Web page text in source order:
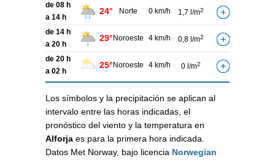
de 08 h
a 14 h
24° Norte 0 km/h 1,7 l/m2
de 14 h
a 20 h
29° Noroeste 4 km/h 0,8 l/m2
de 20 h
a 02 h
25° Noroeste 4 km/h 0 l/m2
Los símbolos y la precipitación se aplican al
intervalo entre las horas indicadas, el
pronóstico del viento y la temperatura en
Alforja es para la primera hora indicada.
Datos Met Norway, bajo licencia Norwegian